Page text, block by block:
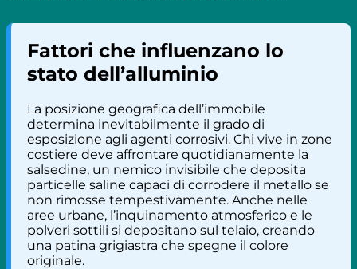
Fattori che influenzano lo
stato dell’alluminio
La posizione geografica dell’immobile
determina inevitabilmente il grado di
esposizione agli agenti corrosivi. Chi vive in zone
costiere deve affrontare quotidianamente la
salsedine, un nemico invisibile che deposita
particelle saline capaci di corrodere il metallo se
non rimosse tempestivamente. Anche nelle
aree urbane, l’inquinamento atmosferico e le
polveri sottili si depositano sul telaio, creando
una patina grigiastra che spegne il colore
originale.